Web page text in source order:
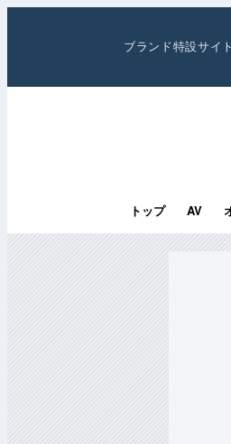
ブランド特設サイト
トップ AV